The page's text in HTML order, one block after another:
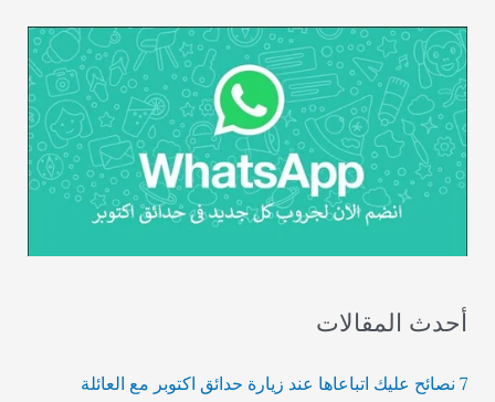
أحدث المقالات
7 نصائح عليك اتباعاها عند زيارة حدائق اكتوبر مع العائلة